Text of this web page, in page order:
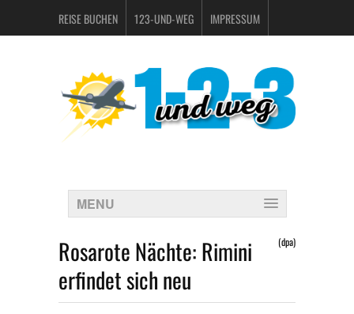
REISE BUCHEN 123-UND-WEG IMPRESSUM
MENU
Rosarote Nächte: Rimini
erfindet sich neu
(dpa)